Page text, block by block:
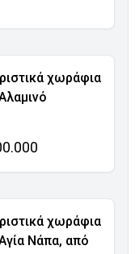
χωράφια
χωράφια
Νάπα, από